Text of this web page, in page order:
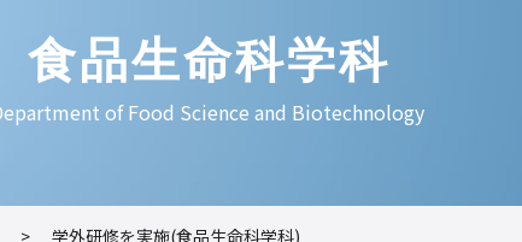
食品生命科学科
of Food Science and Biotechnology
> 学外研修を実施(食品生命科学科)